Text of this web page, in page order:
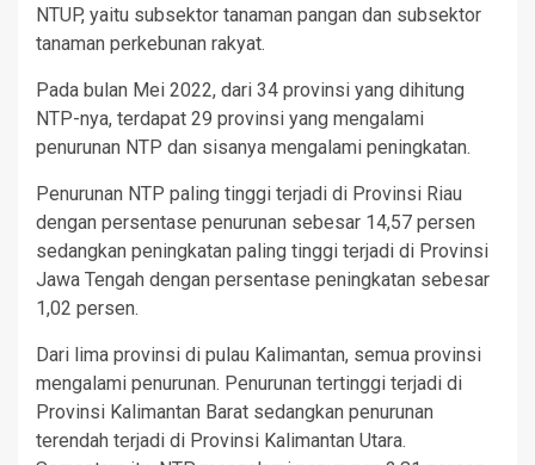
NTUP, yaitu subsektor tanaman pangan dan subsektor
tanaman perkebunan rakyat.
Pada bulan Mei 2022, dari 34 provinsi yang dihitung
NTP-nya, terdapat 29 provinsi yang mengalami
penurunan NTP dan sisanya mengalami peningkatan.
Penurunan NTP paling tinggi terjadi di Provinsi Riau
dengan persentase penurunan sebesar 14,57 persen
sedangkan peningkatan paling tinggi terjadi di Provinsi
Jawa Tengah dengan persentase peningkatan sebesar
1,02 persen.
Dari lima provinsi di pulau Kalimantan, semua provinsi
mengalami penurunan. Penurunan tertinggi terjadi di
Provinsi Kalimantan Barat sedangkan penurunan
terendah terjadi di Provinsi Kalimantan Utara.